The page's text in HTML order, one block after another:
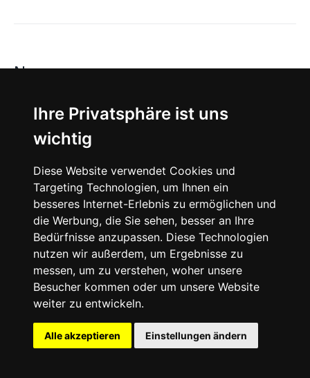
Ihre Privatsphäre ist uns
wichtig
Diese Website verwendet Cookies und
Targeting Technologien, um Ihnen ein
besseres Internet-Erlebnis zu ermöglichen und
die Werbung, die Sie sehen, besser an Ihre
Bedürfnisse anzupassen. Diese Technologien
nutzen wir außerdem, um Ergebnisse zu
messen, um zu verstehen, woher unsere
Besucher kommen oder um unsere Website
weiter zu entwickeln.
Alle akzeptieren Einstellungen ändern
News
About
Instagram
Facebook
© 2024 SNEAKERᴰᴱ, All rights reserved.
Impressum Datenschutz
Cookie-Einstellungen